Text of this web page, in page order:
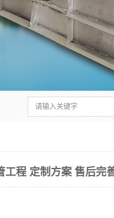
工程 定制方案 售后完